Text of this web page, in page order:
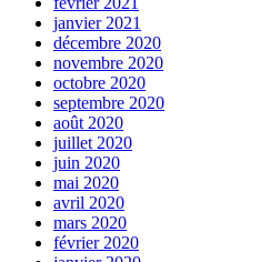
janvier 2021
décembre 2020
novembre 2020
octobre 2020
septembre 2020
août 2020
juillet 2020
juin 2020
mai 2020
avril 2020
mars 2020
février 2020